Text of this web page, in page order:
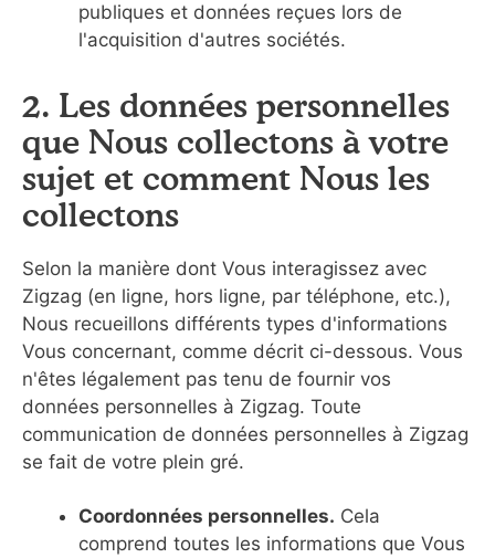
publiques et données reçues lors de
l'acquisition d'autres sociétés.
2. Les données personnelles
que Nous collectons à votre
sujet et comment Nous les
collectons
Selon la manière dont Vous interagissez avec
Zigzag (en ligne, hors ligne, par téléphone, etc.),
Nous recueillons différents types d'informations
Vous concernant, comme décrit ci-dessous. Vous
n'êtes légalement pas tenu de fournir vos
données personnelles à Zigzag. Toute
communication de données personnelles à Zigzag
se fait de votre plein gré.
Coordonnées personnelles. Cela
comprend toutes les informations que Vous